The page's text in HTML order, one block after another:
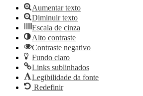
Aumentar texto
Diminuir texto
Escala de cinza
Alto contraste
Contraste negativo
Fundo claro
Links sublinhados
Legibilidade da fonte
Redefinir